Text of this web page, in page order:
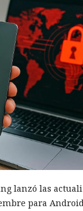
lanzó las
para